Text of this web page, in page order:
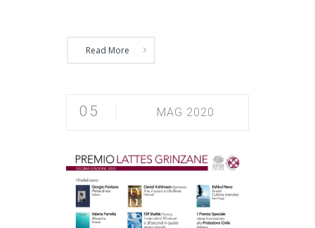
Read More
05 MAG 2020